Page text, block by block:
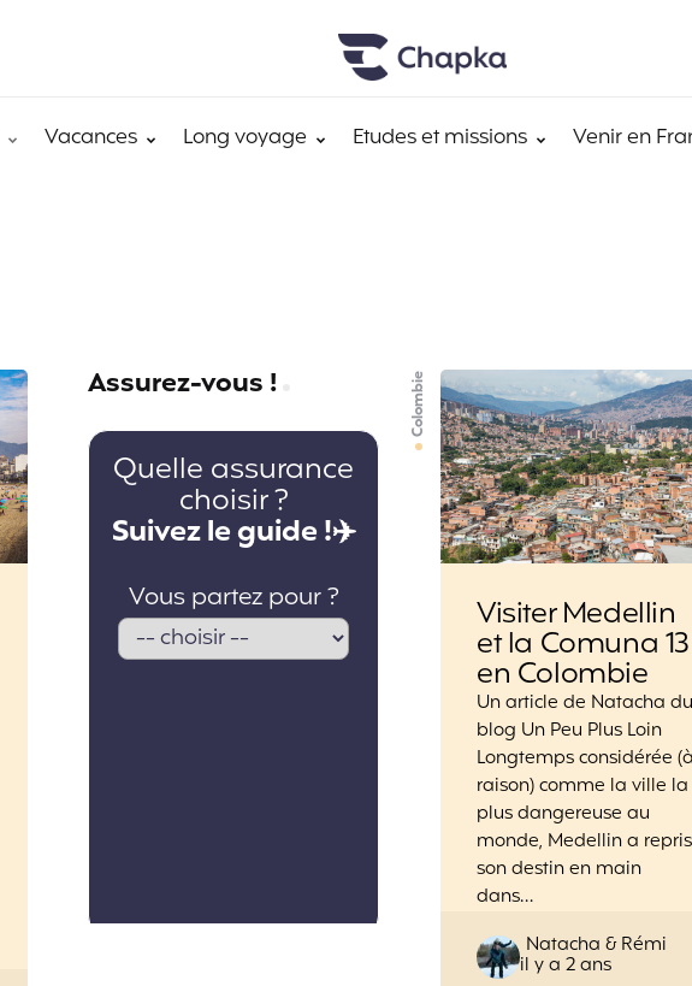
Vacances Long voyage Etudes et missions Venir en
Assurez-vous ! Colombie
Visiter Medellin
et la Comuna 13
en Colombie
Un article de Natacha du
blog Un Peu Plus Loin
Longtemps considérée
raison) comme la ville la
plus dangereuse au
monde, Medellin a repris
son destin en main
dans…
Posted
by
Natacha & Rémi
il y a 2 ans